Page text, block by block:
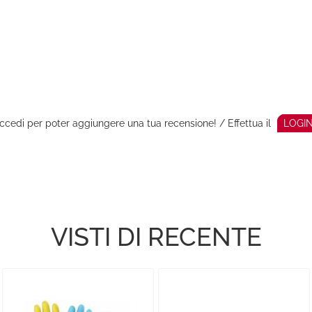
per poter aggiungere una tua recensione! / Effettua il
VISTI DI RECENTE